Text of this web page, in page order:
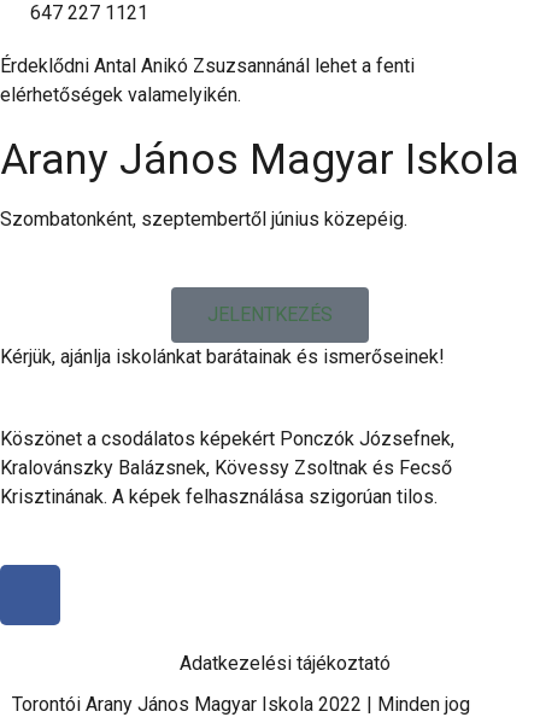
647 227 1121
Érdeklődni Antal Anikó Zsuzsannánál lehet a fenti
elérhetőségek valamelyikén.
Arany János Magyar Iskola
Szombatonként, szeptembertől június közepéig.
JELENTKEZÉS
Kérjük, ajánlja iskolánkat barátainak és ismerőseinek!
Köszönet a csodálatos képekért Ponczók Józsefnek,
Kralovánszky Balázsnek, Kövessy Zsoltnak és Fecső
Krisztinának. A képek felhasználása szigorúan tilos.
Adatkezelési tájékoztató
Torontói Arany János Magyar Iskola 2022 | Minden jog